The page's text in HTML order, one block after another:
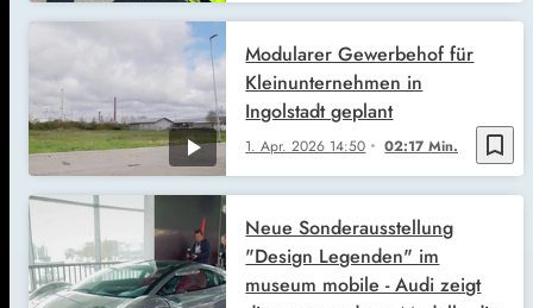
bookmark_border
1. Apr. 2026 14:50 02:17 Min.
Modularer Gewerbehof für
Kleinunternehmen in
Ingolstadt geplant
Neue Sonderausstellung
"Design Legenden" im
museum mobile - Audi zeigt